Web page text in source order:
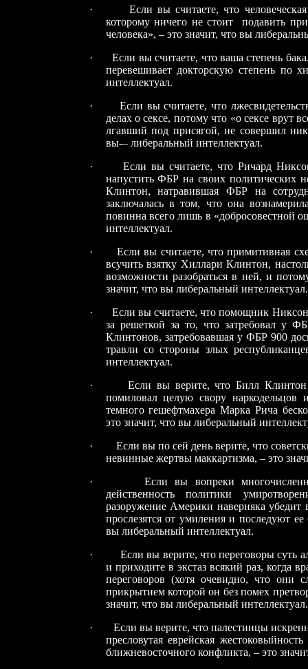
·
Если вы считаете, что
которому ничего не стоит подавить
человека», – это значит, что вы
·
Если вы считаете, что ваша степень
перевешивает докторскую степень по
интеллектуал.
·
Если вы считаете, что
делах о сексе, потому что «о сексе врут
лгавший под присягой, не совершил
вы-– либеральный интеллектуал.
·
Если вы считаете, что Ричард
напустить ФБР на своих политических
Клинтон, натравившая ФБР на
заключалась в том, что она
повинна всего лишь в «добросовестной
интеллектуал.
·
Если вы считаете, что примитивная
всучить взятку Хиллари Клинтон,
возможности разобраться в ней, и
значит, что вы либеральный интеллектуал.
·
Если вы считаете, что помощник
за решеткой за то, что затребовал у
Клинтонов, затребовавшая у ФБР 900
травли со стороны злых
интеллектуал.
·
Если вы верите, что Билл Клинтон
помиловал целую свору наркодельцов
темного гешефтмахера Марка Рича
это значит, что вы либеральный
·
Если вы по сей день верите, что
невинные жертвы маккартизма, – это
·
Если вы вопреки
действенность политики
разоружение Америки наверняка
прослезятся от умиления и последуют
вы либеральный интеллектуал.
·
Если вы верите, что переговоры суть
и приходите в экстаз всякий раз, когда
переговоров (хотя очевидно, что они
прикрытием которой он без помех
значит, что вы либеральный интеллектуал.
·
Если вы верите, что палестинцы
пресловутая еврейская
ближневосточного конфликта, – это